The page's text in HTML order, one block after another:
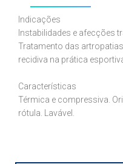
Indicações
Instabilidades e afecções
Tratamento das
recidiva na prática
Características
Térmica e compressiva.
rótula. Lavável.